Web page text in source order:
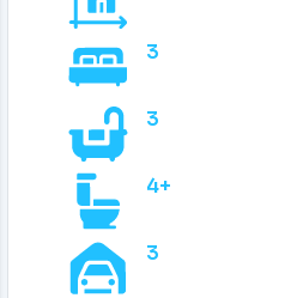
3
3
4+
3